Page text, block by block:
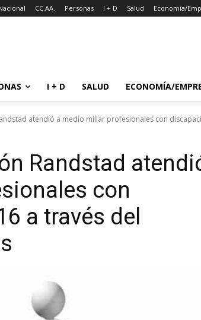
CC.AA. Personas I + D Salud Economía/
I + D SALUD ECONOMÍA/
atendió a medio millar profesionales con
Randstad
con
a través del